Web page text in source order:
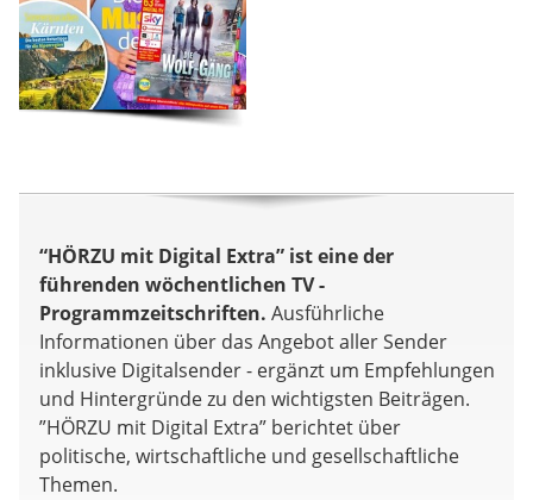
“HÖRZU mit Digital Extra” ist eine der
führenden wöchentlichen TV -
Programmzeitschriften. Ausführliche
Informationen über das Angebot aller Sender
inklusive Digitalsender - ergänzt um Empfehlungen
und Hintergründe zu den wichtigsten Beiträgen.
”HÖRZU mit Digital Extra” berichtet über
politische, wirtschaftliche und gesellschaftliche
Themen.